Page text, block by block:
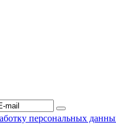
персональных